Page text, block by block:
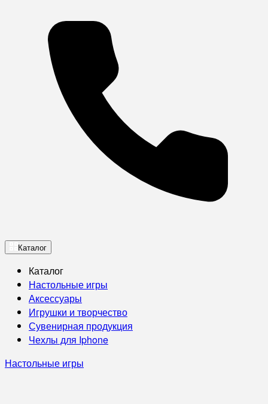
Каталог
Каталог
Настольные игры
Аксессуары
Игрушки и творчество
Сувенирная продукция
Чехлы для Iphone
Настольные игры